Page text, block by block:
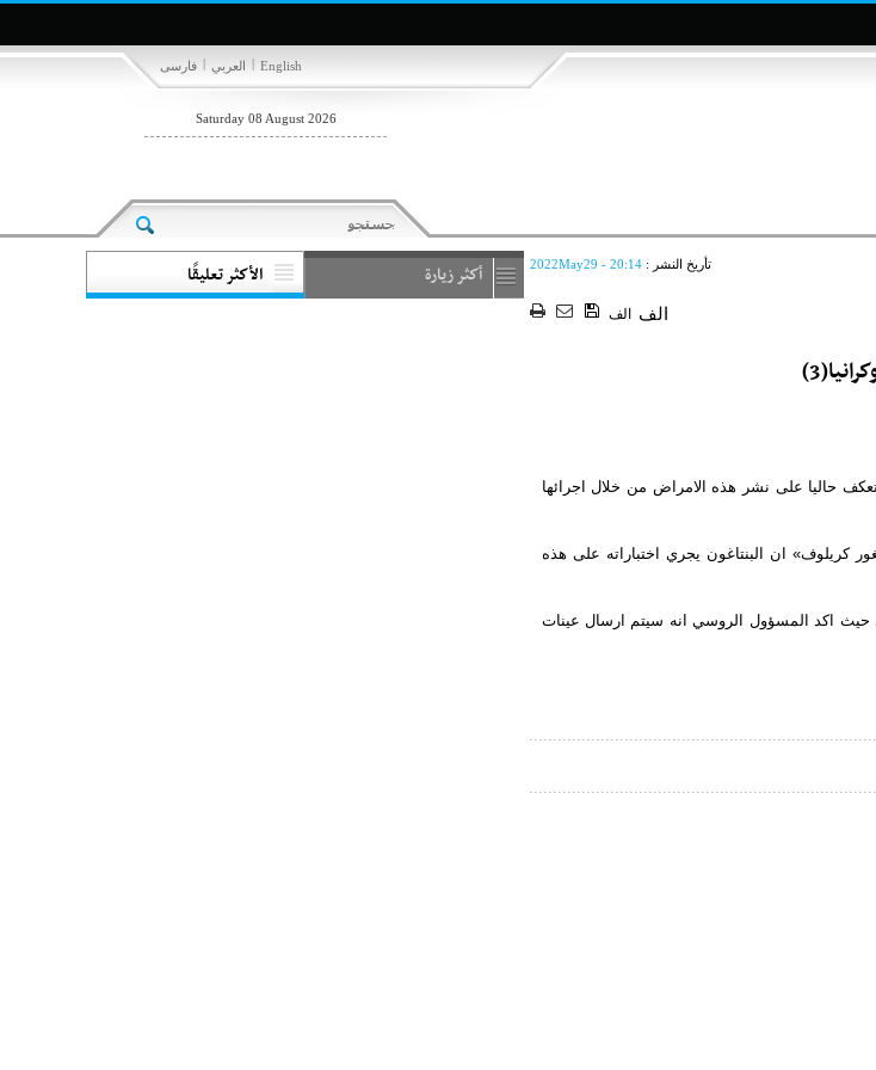
فارسی | العربي | English
Saturday 08 August 2026
تأريخ النشر :2022May29 - 20:14
الف الف
حاليا على نشر هذه الامراض من خلال اجرائها
کریلوف» ان البنتاغون يجري اختباراته على هذه
حيث اكد المسؤول الروسي انه سيتم ارسال عينات
أكثر زيارة الأكثر تعليقًا